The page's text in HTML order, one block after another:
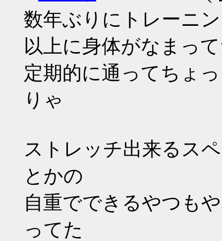
数年ぶりにトレーニ
以上に身体がなまっ
定期的に通ってちょ
りゃ
ストレッチ出来るス
とかの
自重でできるやつも
ってた